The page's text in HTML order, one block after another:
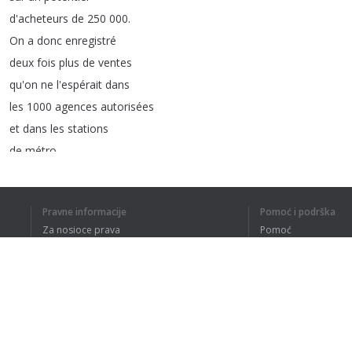
d'acheteurs de 250 000.
On a donc enregistré
deux fois plus de ventes
qu'on ne l'espérait dans
les 1000 agences autorisées
et dans les stations
de métro
mars dernier
pour avril.
Pravne informacije
Za nosioce prava
Pomoć i podrška
Pomoć